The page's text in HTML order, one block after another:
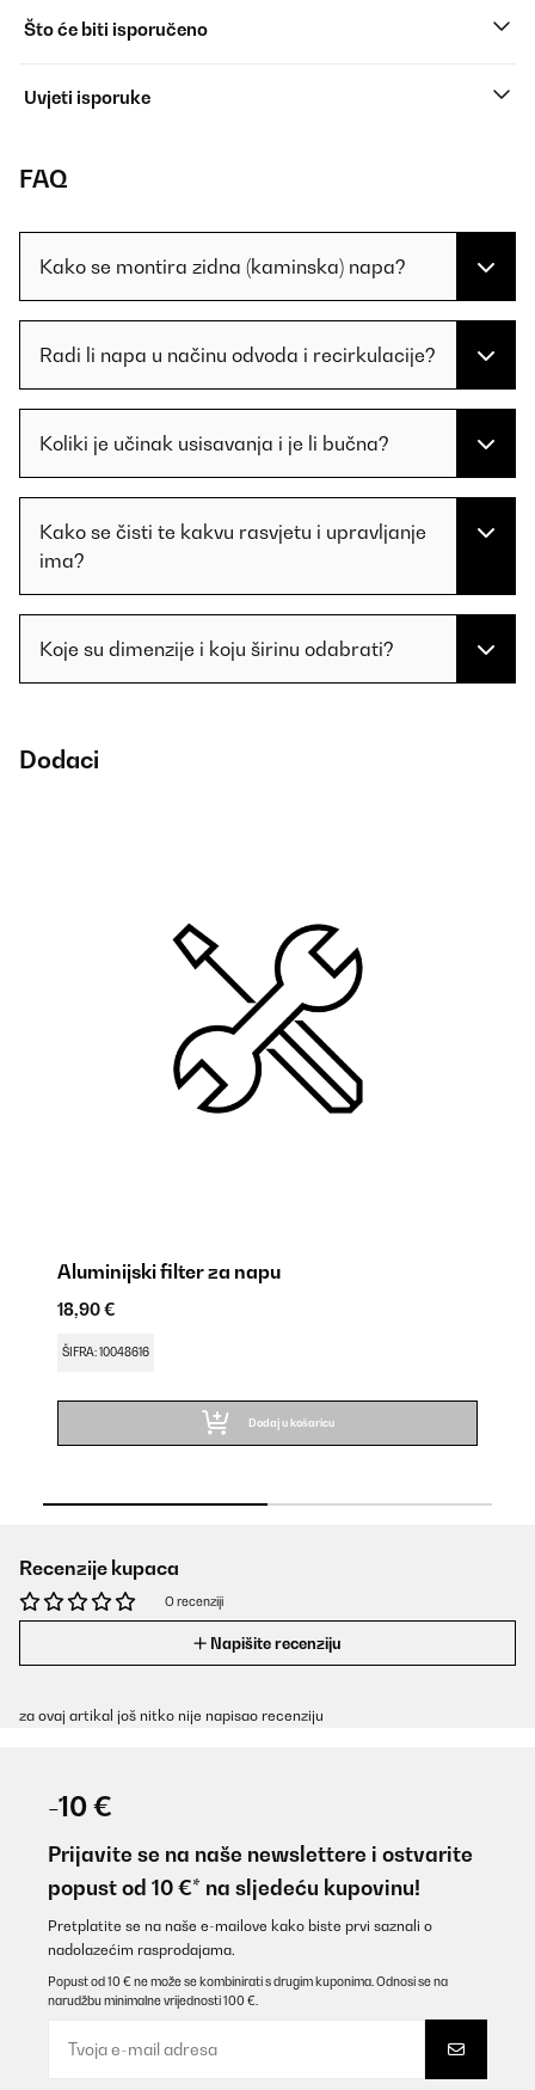
Što će biti isporučeno
Uvjeti isporuke
FAQ
Kako se montira zidna (kaminska) napa?
Radi li napa u načinu odvoda i recirkulacije?
Koliki je učinak usisavanja i je li bučna?
Kako se čisti te kakvu rasvjetu i upravljanje
ima?
Koje su dimenzije i koju širinu odabrati?
Dodaci
Aluminijski filter za napu
18,90 €
ŠIFRA: 10048616
Dodaj u košaricu
Recenzije kupaca
O recenziji
Napišite recenziju
za ovaj artikal još nitko nije napisao recenziju
-10 €
Prijavite se na naše newslettere i ostvarite
popust od 10 €* na sljedeću kupovinu!
Pretplatite se na naše e-mailove kako biste prvi saznali o
nadolazećim rasprodajama.
Popust od 10 € ne može se kombinirati s drugim kuponima. Odnosi se na
narudžbu minimalne vrijednosti 100 €.